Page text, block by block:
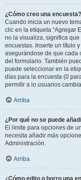
¿Cómo creo una encuesta?
Cuando inicia un nuevo
clic en la etiqueta “Agregar
no la visualiza, significa
encuestas. Inserte un título
asegurándose de que cada
del formulario. También
puede seleccionar en la
días para la encuesta (0
permitir a lo usuarios
Arriba
¿Por qué no se puede
El límite para opciones de
necesita añadir más
Administración.
Arriba
¿Cómo edito o borro una